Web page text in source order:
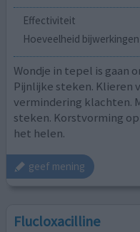
Effectiviteit
Hoeveelheid bijwerkingen
Wondje in tepel is gaan
Pijnlijke steken. Klieren
vermindering klachten.
steken. Korstvorming
het helen.
geef mening
Flucloxacilline